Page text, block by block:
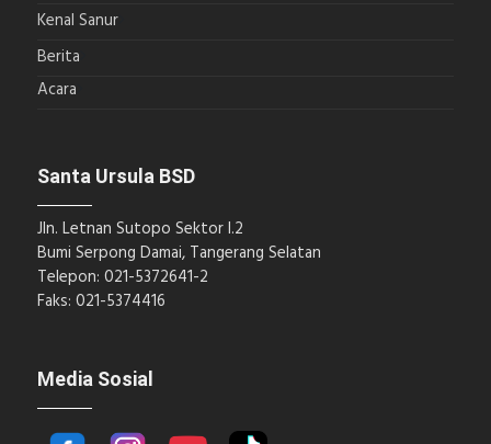
Kenal Sanur
Berita
Acara
Santa Ursula BSD
Jln. Letnan Sutopo Sektor I.2
Bumi Serpong Damai, Tangerang Selatan
Telepon: 021-5372641-2
Faks: 021-5374416
Media Sosial